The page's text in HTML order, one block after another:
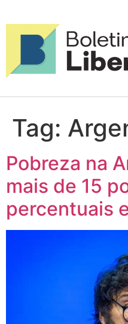
Tag:
Pobreza na
mais de 15
percentuais